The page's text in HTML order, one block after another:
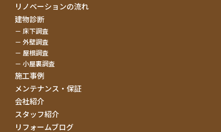
リノベーションの流れ
建物診断
床下調査
外壁調査
屋根調査
小屋裏調査
施工事例
メンテナンス・保証
会社紹介
スタッフ紹介
リフォームブログ